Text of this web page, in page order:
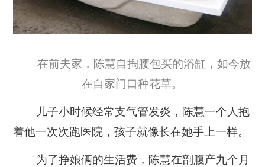
在前夫家，陈慧自掏腰包买的浴缸，如今放
在自家门口种花草。
儿子小时候经常支气管发炎，陈慧一个人抱
着他一次次跑医院，孩子就像长在她手上一样。
为了挣娘俩的生活费，陈慧在剖腹产九个月